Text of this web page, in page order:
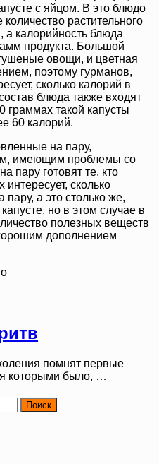
с яйцом. В это блюдо
растительного
а калорийность блюда
продукта. Большой
овощи, и цветная
поэтому гурманов,
сколько калорий в
блюда также входят
граммах такой капусты
60 калорий.
на пару,
имеющим проблемы со
пару готовят те, кто
сколько
пару, а это столько же,
но в этом случае в
полезных веществ
дополнением
помнят первые
которыми было, …